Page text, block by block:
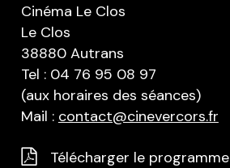
Cinéma Le Clos
Le Clos
38880 Autrans
Tel : 04 76 95 08 97
(aux horaires des séances)
Mail : contact@cinevercors.fr
Télécharger le programme